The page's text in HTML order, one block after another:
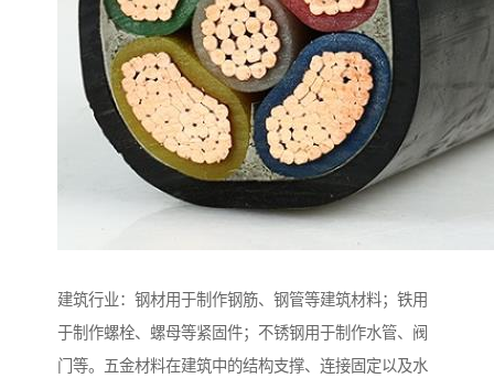
建筑行业：钢材用于制作钢筋、钢管等建筑材料；铁用
于制作螺栓、螺母等紧固件；不锈钢用于制作水管、阀
门等。五金材料在建筑中的结构支撑、连接固定以及水